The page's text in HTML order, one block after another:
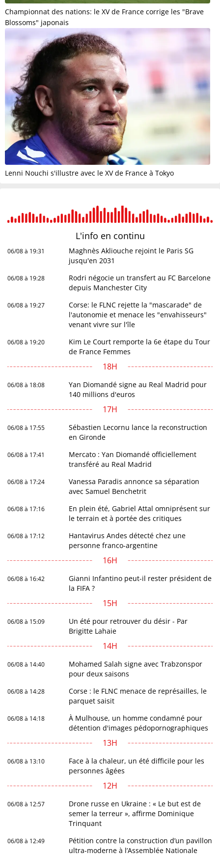
Championnat des nations: le XV de France corrige les "Brave
Blossoms" japonais
Lenni Nouchi s'illustre avec le XV de France à Tokyo
L'info en continu
06/08 à 19:31
Maghnès Akliouche rejoint le Paris SG
jusqu'en 2031
06/08 à 19:28
Rodri négocie un transfert au FC Barcelone
depuis Manchester City
06/08 à 19:27
Corse: le FLNC rejette la "mascarade" de
l'autonomie et menace les "envahisseurs"
venant vivre sur l'île
06/08 à 19:20
Kim Le Court remporte la 6e étape du Tour
de France Femmes
18H
06/08 à 18:08
Yan Diomandé signe au Real Madrid pour
140 millions d'euros
17H
06/08 à 17:55
Sébastien Lecornu lance la reconstruction
en Gironde
06/08 à 17:41
Mercato : Yan Diomandé officiellement
transféré au Real Madrid
06/08 à 17:24
Vanessa Paradis annonce sa séparation
avec Samuel Benchetrit
06/08 à 17:16
En plein été, Gabriel Attal omniprésent sur
le terrain et à portée des critiques
06/08 à 17:12
Hantavirus Andes détecté chez une
personne franco-argentine
16H
06/08 à 16:42
Gianni Infantino peut-il rester président de
la FIFA ?
15H
06/08 à 15:09
Un été pour retrouver du désir - Par
Brigitte Lahaie
14H
06/08 à 14:40
Mohamed Salah signe avec Trabzonspor
pour deux saisons
06/08 à 14:28
Corse : le FLNC menace de représailles, le
parquet saisit
06/08 à 14:18
À Mulhouse, un homme condamné pour
détention d'images pédopornographiques
13H
06/08 à 13:10
Face à la chaleur, un été difficile pour les
personnes âgées
12H
06/08 à 12:57
Drone russe en Ukraine : « Le but est de
semer la terreur », affirme Dominique
Trinquant
06/08 à 12:49
Pétition contre la construction d’un pavillon
ultra-moderne à l’Assemblée Nationale